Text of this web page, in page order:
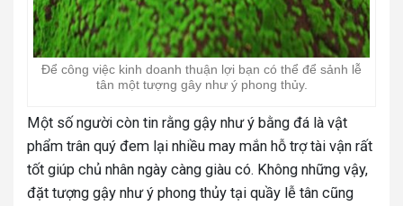
Để công việc kinh doanh thuận lợi bạn có thể để sảnh lễ
tân một tượng gây như ý phong thủy.
Một số người còn tin rằng gậy như ý bằng đá là vật
phẩm trân quý đem lại nhiều may mắn hỗ trợ tài vận rất
tốt giúp chủ nhân ngày càng giàu có. Không những vậy,
đặt tượng gậy như ý phong thủy tại quầy lễ tân cũng